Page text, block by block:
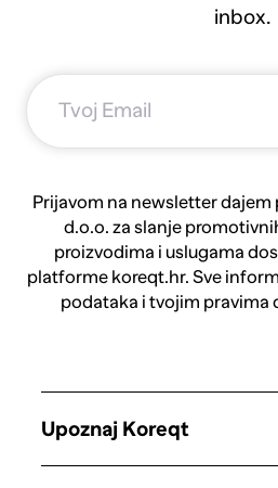
inbox.
Prijavom na newsletter
d.o.o. za slanje
proizvodima i uslugama
platforme koreqt.hr. Sve
podataka i tvojim pravima
Upoznaj Koreqt